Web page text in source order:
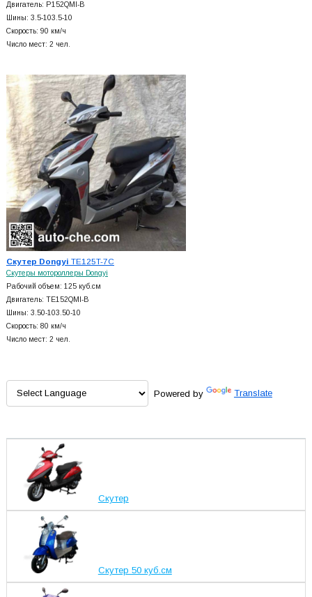
Двигатель: P152QMI-B
Шины: 3.5-103.5-10
Скорость: 90 км/ч
Число мест: 2 чел.
Скутер Dongyi TE125T-7C
Скутеры мотороллеры Dongyi
Рабочий объем: 125 куб.см
Двигатель: TE152QMI-B
Шины: 3.50-103.50-10
Скорость: 80 км/ч
Число мест: 2 чел.
Powered by Translate
Скутер
Скутер 50 куб.см